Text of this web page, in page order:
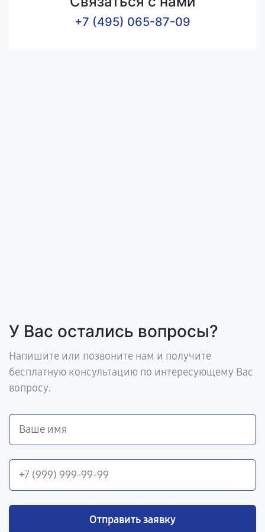
+7 (495) 065-87-09
У Вас остались вопросы?
Напишите или позвоните нам и получите
бесплатную консультацию по интересующему Вас
вопросу.
Отправить заявку